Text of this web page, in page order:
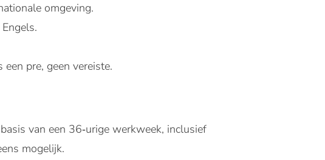
omgeving.
pre, geen vereiste.
van een 36‑urige werkweek, inclusief
mogelijk.